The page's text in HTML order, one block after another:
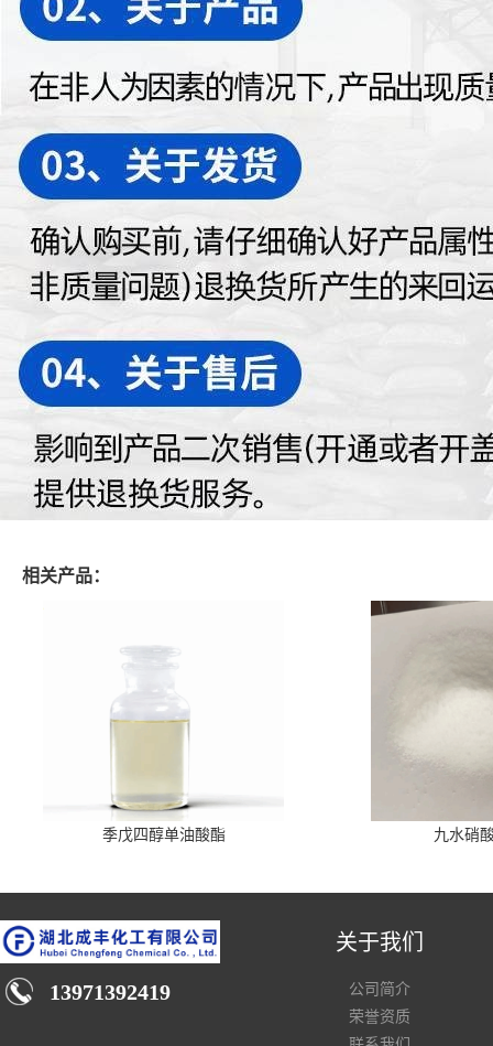
相关产品：
季戊四醇单油酸酯 九水硝
13971392419
关于我们
公司简介
荣誉资质